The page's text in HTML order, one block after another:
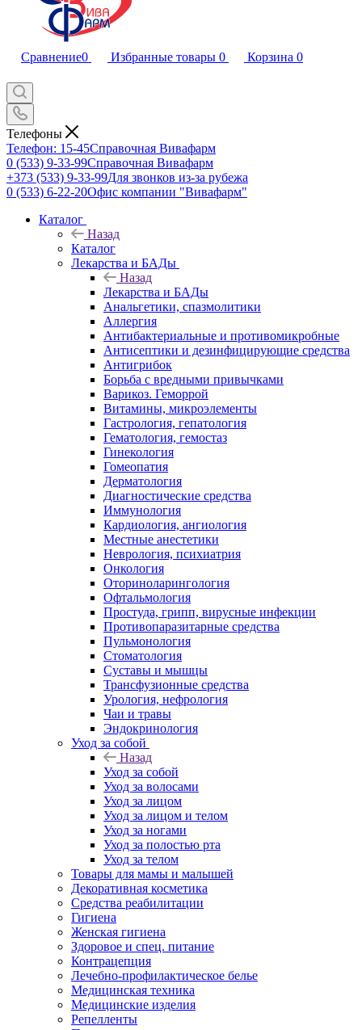
Сравнение0 Избранные товары 0 Корзина 0
Телефоны
Телефон: 15-45Справочная Вивафарм
0 (533) 9-33-99Справочная Вивафарм
+373 (533) 9-33-99Для звонков из-за рубежа
0 (533) 6-22-20Офис компании "Вивафарм"
Каталог
Назад
Каталог
Лекарства и БАДы
Назад
Лекарства и БАДы
Анальгетики, спазмолитики
Аллергия
Антибактериальные и противомикробные
Антисептики и дезинфицирующие средства
Антигрибок
Борьба с вредными привычками
Варикоз. Геморрой
Витамины, микроэлементы
Гастрология, гепатология
Гематология, гемостаз
Гинекология
Гомеопатия
Дерматология
Диагностические средства
Иммунология
Кардиология, ангиология
Местные анестетики
Неврология, психиатрия
Онкология
Оториноларингология
Офтальмология
Простуда, грипп, вирусные инфекции
Противопаразитарные средства
Пульмонология
Стоматология
Суставы и мышцы
Трансфузионные средства
Урология, нефрология
Чаи и травы
Эндокринология
Уход за собой
Назад
Уход за собой
Уход за волосами
Уход за лицом
Уход за лицом и телом
Уход за ногами
Уход за полостью рта
Уход за телом
Товары для мамы и малышей
Декоративная косметика
Средства реабилитации
Гигиена
Женская гигиена
Здоровое и спец. питание
Контрацепция
Лечебно-профилактическое белье
Медицинская техника
Медицинские изделия
Репелленты